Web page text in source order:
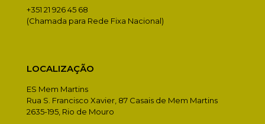
+351 21 926 45 68
(Chamada para Rede Fixa Nacional)
LOCALIZAÇÃO
ES Mem Martins
Rua S. Francisco Xavier, 87 Casais de Mem Martins
2635-195, Rio de Mouro